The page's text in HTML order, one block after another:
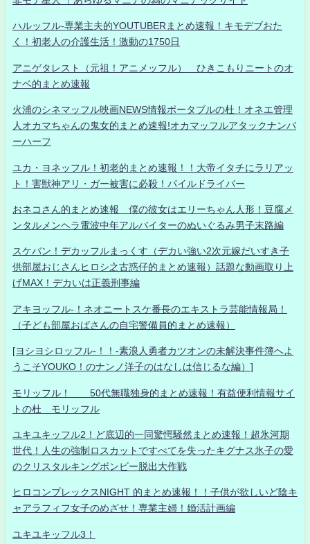
ハルッフル-専業主夫的YOUTUBERまとめ速報！キモデブおた
く！初老人の介護生活！激動の1750日
アニゲタレスト（元祖！アニメッフル） ひきこもりニートのオ
ナベ的まとめ速報
火浦のシネマッフル映画NEWS情報ポータブルの杜！オネエ管理
人オカマちゃんの鬼女的まとめ速報!オカマッフルアタックナンバ
ーハーフ
ユカ・ヨネッフル！初老的まとめ速報！！大帝イタチにラリアッ
ト！害獣神アリ・ガー被害に必殺！パイルドライバー
おネコさん的まとめ速報 僕の彼女はエリーちゃん人形！豆腐メ
ンタルメンヘラ電波中年アルバイターのぬいぐるみ男子末路編
スケバン！デカッフルまっくす（デカい強い2次元嫁だいすき子
供部屋おじさんヒロシ之古惑仔的まとめ速報）話題な動画取り上
げMAX！デカいは正義刑事編
アキヨッフル-！ネオニートスケ番長のエキストラ芸能情報局！
（子ども部屋おばさんの自宅警備員的まとめ速報）
[ヨシヨシロッフル-！！-素浪人勇者カツオンの未解決事件簿へよ
うこそYOUKO！のナンノ洋子のはなしは信じるな編）]
モリッフル！ 50代無職独身的まとめ速報！有益便利情報サイ
トの杜 モリッフル
ユキユキッフル2！ど底辺的一同驚愕騒然まとめ速報！超氷河期
世代！人生の強制ロスカットですべてを失ったキグナス氷子の愛
のクリスタルキングボンビー脱出大作戦
ヒロコンプレックスNIGHT 的まとめ速報！！子供が欲しいど陰キ
ャアラフィフ女子のめざせ！専業主婦！婚活計画編
ユキユキッフル3！